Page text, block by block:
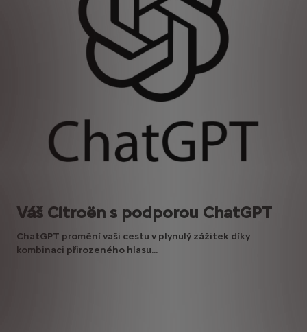
Váš Citroën s podporou ChatGPT
ChatGPT promění vaši cestu v plynulý zážitek díky
kombinaci přirozeného hlasu...